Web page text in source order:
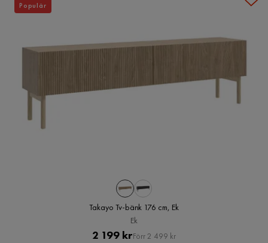
Takayo Tv-bänk 176 cm, Ek
Ek
Pris
2 199 krOriginal
Förr 2 499 kr
Populär